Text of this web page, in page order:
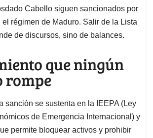
Cabello siguen sancionados por
régimen de Maduro. Salir de la Lista
de discursos, sino de balances.
que ningún
rompe
sanción se sustenta en la IEEPA (Ley
de Emergencia Internacional) y
permite bloquear activos y prohibir